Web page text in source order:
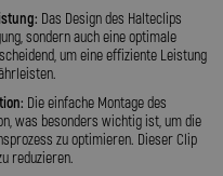
Das Design des Halteclips
sondern auch eine optimale
um eine effiziente Leistung
Die einfache Montage des
was besonders wichtig ist, um die
zu optimieren. Dieser Clip
reduzieren.